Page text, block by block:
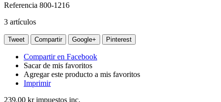
Referencia 800-1216
3 artículos
Tweet Compartir Google+ Pinterest
Compartir en Facebook
Sacar de mis favoritos
Agregar este producto a mis favoritos
Imprimir
239,00 krimpuestos inc.